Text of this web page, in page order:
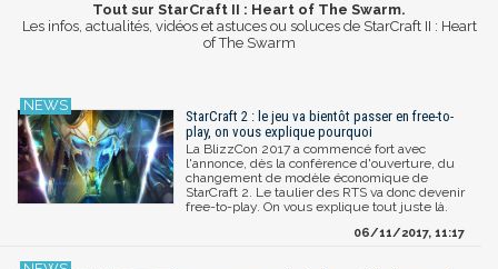
Tout sur StarCraft II : Heart of The Swarm.
Les infos, actualités, vidéos et astuces ou soluces de StarCraft II : Heart
of The Swarm
StarCraft 2 : le jeu va bientôt passer en free-to-
play, on vous explique pourquoi
La BlizzCon 2017 a commencé fort avec
l'annonce, dès la conférence d'ouverture, du
changement de modèle économique de
StarCraft 2. Le taulier des RTS va donc devenir
free-to-play. On vous explique tout juste là.
06/11/2017, 11:17